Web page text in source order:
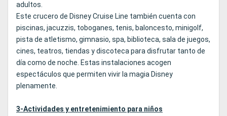
adultos.
Este crucero de Disney Cruise Line también cuenta con
piscinas, jacuzzis, toboganes, tenis, baloncesto, minigolf,
pista de atletismo, gimnasio, spa, biblioteca, sala de juegos,
cines, teatros, tiendas y discoteca para disfrutar tanto de
día como de noche. Estas instalaciones acogen
espectáculos que permiten vivir la magia Disney
plenamente.
3-Actividades y entretenimiento para niños